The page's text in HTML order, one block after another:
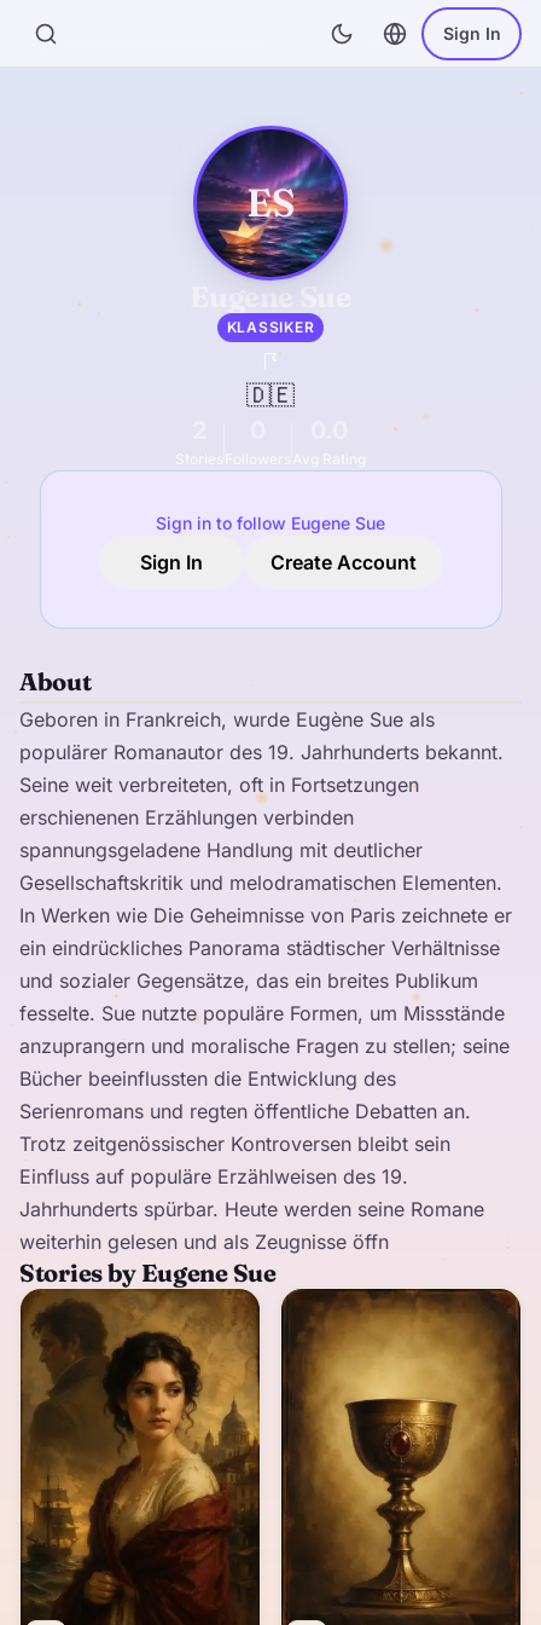
Sign In
ES
Eugene Sue
KLASSIKER
🇩🇪
Sign in to follow Eugene Sue
Sign In Create Account
About
Geboren in Frankreich, wurde Eugène Sue als
populärer Romanautor des 19. Jahrhunderts bekannt.
Seine weit verbreiteten, oft in Fortsetzungen
erschienenen Erzählungen verbinden
spannungsgeladene Handlung mit deutlicher
Gesellschaftskritik und melodramatischen Elementen.
In Werken wie Die Geheimnisse von Paris zeichnete er
ein eindrückliches Panorama städtischer Verhältnisse
und sozialer Gegensätze, das ein breites Publikum
fesselte. Sue nutzte populäre Formen, um Missstände
anzuprangern und moralische Fragen zu stellen; seine
Bücher beeinflussten die Entwicklung des
Serienromans und regten öffentliche Debatten an.
Trotz zeitgenössischer Kontroversen bleibt sein
Einfluss auf populäre Erzählweisen des 19.
Jahrhunderts spürbar. Heute werden seine Romane
weiterhin gelesen und als Zeugnisse öffn
Stories by Eugene Sue